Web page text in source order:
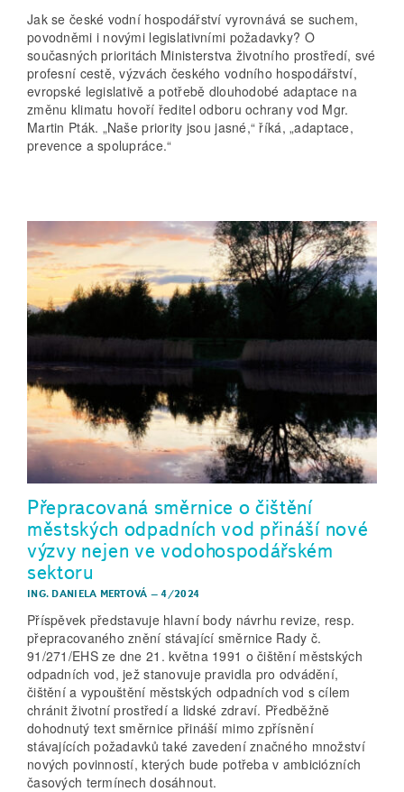
Jak se české vodní hospodářství vyrovnává se suchem,
povodněmi i novými legislativními požadavky? O
současných prioritách Ministerstva životního prostředí, své
profesní cestě, výzvách českého vodního hospodářství,
evropské legislativě a potřebě dlouhodobé adaptace na
změnu klimatu hovoří ředitel odboru ochrany vod Mgr.
Martin Pták. „Naše priority jsou jasné,“ říká, „adaptace,
prevence a spolupráce.“
Přepracovaná směrnice o čištění
městských odpadních vod přináší nové
výzvy nejen ve vodohospodářském
sektoru
ING. DANIELA MERTOVÁ –4/2024
Příspěvek představuje hlavní body návrhu revize, resp.
přepracovaného znění stávající směrnice Rady č.
91/271/EHS ze dne 21. května 1991 o čištění městských
odpadních vod, jež stanovuje pravidla pro odvádění,
čištění a vypouštění městských odpadních vod s cílem
chránit životní prostředí a lidské zdraví. Předběžně
dohodnutý text směrnice přináší mimo zpřísnění
stávajících požadavků také zavedení značného množství
nových povinností, kterých bude potřeba v ambiciózních
časových termínech dosáhnout.